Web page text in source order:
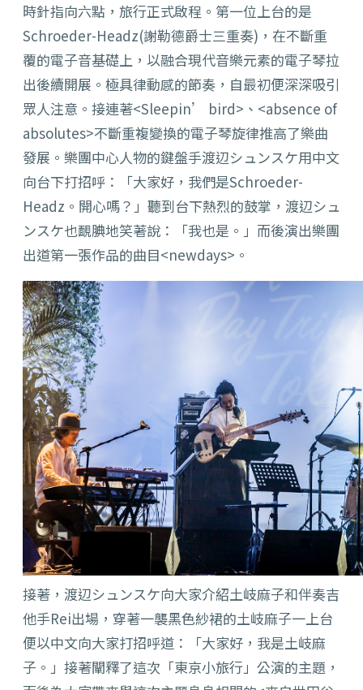
時針指向六點，旅行正式啟程。第一位上台的是
Schroeder-Headz(謝勒德爵士三重奏)，在不斷重
覆的電子音基礎上，以融合現代音樂元素的電子琴拉
出後續開展。極具律動感的節奏，自最初便深深吸引
眾人注意。接連著<Sleepin’ bird>、<absence of
absolutes>不斷重複變換的電子琴旋律推高了樂曲
發展。樂團中心人物的鍵盤手渡辺シュンスケ用中文
向台下打招呼：「大家好，我們是Schroeder-
Headz。開心嗎？」聽到台下熱烈的鼓掌，渡辺シュ
ンスケ也靦腆地笑著說：「我也是。」而後演出樂團
出道第一張作品的曲目<newdays>。
接著，渡辺シュンスケ向大家介紹土岐麻子和伴奏吉
他手Rei出場，穿著一襲黑色紗裙的土岐麻子一上台
便以中文向大家打招呼道：「大家好，我是土岐麻
子。」接著闡釋了這次「東京小旅行」公演的主題，